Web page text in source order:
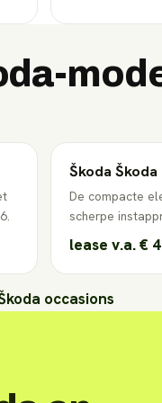
-
Škoda
De compacte
scherpe
lease v.a.€
occasions